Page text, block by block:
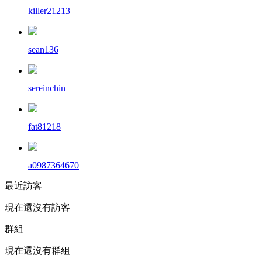
killer21213
sean136
sereinchin
fat81218
a0987364670
最近訪客
現在還沒有訪客
群組
現在還沒有群組